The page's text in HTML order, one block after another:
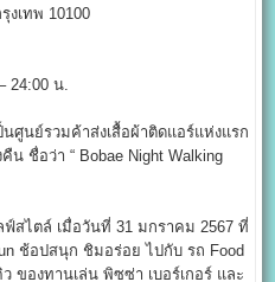
เทพ 10100
24:00 น.
ศูนย์รวมค้าส่งเสื้อผ้าติดแอร์แห่งแรก
น ชื่อว่า “ Bobae Night Walking
ไตล์ เมื่อวันที่ 31 มกราคม 2567 ที่
ช้อปสนุก ชิมอร่อย ไปกับ รถ Food
ของทานเล่น พิซซ่า เบอร์เกอร์ และ